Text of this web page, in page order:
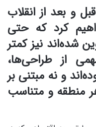
و بعد از انقلاب
کرد که حتی
شده‌اند نیز کمتر
از طراحی‌ها،
و نه مبتنی بر
منطقه و متناسب